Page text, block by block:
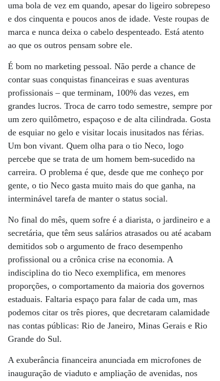
uma bola de vez em quando, apesar do ligeiro sobrepeso
e dos cinquenta e poucos anos de idade. Veste roupas de
marca e nunca deixa o cabelo despenteado. Está atento
ao que os outros pensam sobre ele.
É bom no marketing pessoal. Não perde a chance de
contar suas conquistas financeiras e suas aventuras
profissionais – que terminam, 100% das vezes, em
grandes lucros. Troca de carro todo semestre, sempre por
um zero quilômetro, espaçoso e de alta cilindrada. Gosta
de esquiar no gelo e visitar locais inusitados nas férias.
Um bon vivant. Quem olha para o tio Neco, logo
percebe que se trata de um homem bem-sucedido na
carreira. O problema é que, desde que me conheço por
gente, o tio Neco gasta muito mais do que ganha, na
interminável tarefa de manter o status social.
No final do mês, quem sofre é a diarista, o jardineiro e a
secretária, que têm seus salários atrasados ou até acabam
demitidos sob o argumento de fraco desempenho
profissional ou a crônica crise na economia. A
indisciplina do tio Neco exemplifica, em menores
proporções, o comportamento da maioria dos governos
estaduais. Faltaria espaço para falar de cada um, mas
podemos citar os três piores, que decretaram calamidade
nas contas públicas: Rio de Janeiro, Minas Gerais e Rio
Grande do Sul.
A exuberância financeira anunciada em microfones de
inauguração de viaduto e ampliação de avenidas, nos